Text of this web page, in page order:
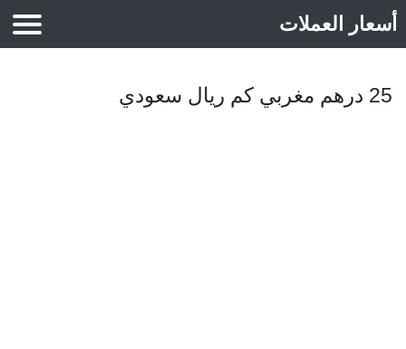
أسعار العملات
25 درهم مغربي كم ريال سعودي